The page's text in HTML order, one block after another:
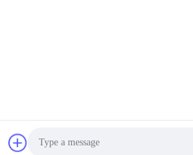
Technology Co., Ltd. Semua